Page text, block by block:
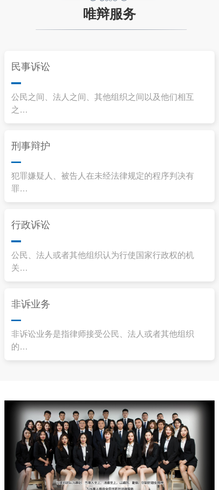
唯辩服务
民事诉讼
公民之间、法人之间、其他组织之间以及他们相互
之…
刑事辩护
犯罪嫌疑人、被告人在未经法律规定的程序判决有
罪…
行政诉讼
公民、法人或者其他组织认为行使国家行政权的机
关…
非诉业务
非诉讼业务是指律师接受公民、法人或者其他组织
的…